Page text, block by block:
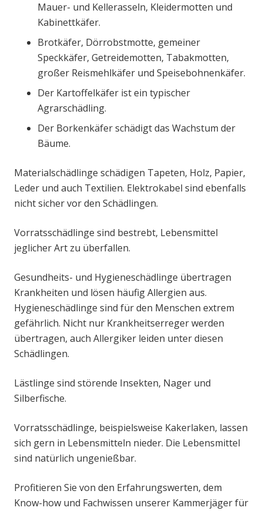
Mauer- und Kellerasseln, Kleidermotten und
Kabinettkäfer.
Brotkäfer, Dörrobstmotte, gemeiner
Speckkäfer, Getreidemotten, Tabakmotten,
großer Reismehlkäfer und Speisebohnenkäfer.
Der Kartoffelkäfer ist ein typischer
Agrarschädling.
Der Borkenkäfer schädigt das Wachstum der
Bäume.
Materialschädlinge schädigen Tapeten, Holz, Papier,
Leder und auch Textilien. Elektrokabel sind ebenfalls
nicht sicher vor den Schädlingen.
Vorratsschädlinge sind bestrebt, Lebensmittel
jeglicher Art zu überfallen.
Gesundheits- und Hygieneschädlinge übertragen
Krankheiten und lösen häufig Allergien aus.
Hygieneschädlinge sind für den Menschen extrem
gefährlich. Nicht nur Krankheitserreger werden
übertragen, auch Allergiker leiden unter diesen
Schädlingen.
Lästlinge sind störende Insekten, Nager und
Silberfische.
Vorratsschädlinge, beispielsweise Kakerlaken, lassen
sich gern in Lebensmitteln nieder. Die Lebensmittel
sind natürlich ungenießbar.
Profitieren Sie von den Erfahrungswerten, dem
Know-how und Fachwissen unserer Kammerjäger für